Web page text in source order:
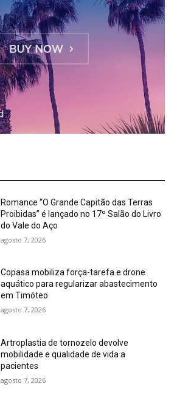
Romance “O Grande Capitão das Terras
Proibidas” é lançado no 17º Salão do Livro
do Vale do Aço
agosto 7, 2026
Copasa mobiliza força-tarefa e drone
aquático para regularizar abastecimento
em Timóteo
agosto 7, 2026
Artroplastia de tornozelo devolve
mobilidade e qualidade de vida a
pacientes
agosto 7, 2026